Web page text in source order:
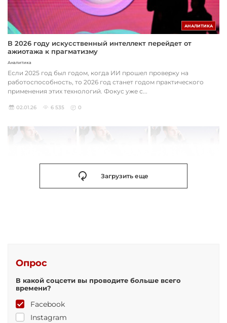
АНАЛИТИКА
В 2026 году искусственный интеллект перейдет от
ажиотажа к прагматизму
Аналитика
Если 2025 год был годом, когда ИИ прошел проверку на
работоспособность, то 2026 год станет годом практического
применения этих технологий. Фокус уже с...
02.01.26 6 535 0
Загрузить еще
Опрос
В какой соцсети вы проводите больше всего
времени?
Facebook
Instagram